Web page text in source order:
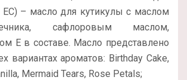
ЕС) – масло для кутикулы с маслом
сафлоровым маслом,
Е в составе. Масло представлено
вариантах ароматов: Birthday Cake,
Mermaid Tears, Rose Petals;